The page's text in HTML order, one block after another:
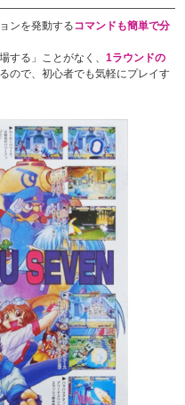
ンを発動するコマンドも簡単で分
する」ことがなく、1ラウンドの
ので、初心者でも気軽にプレイす